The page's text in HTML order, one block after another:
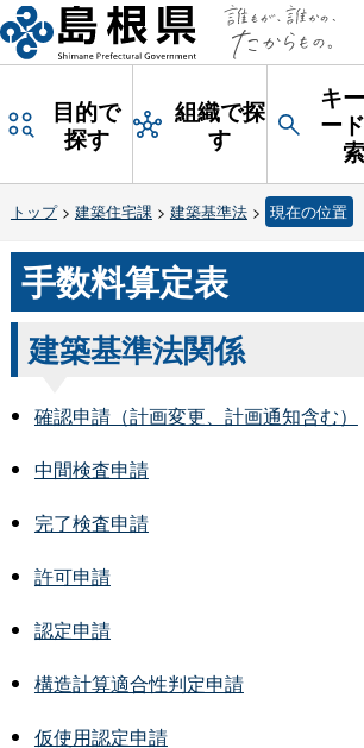
目的で
探す
組織で探
す
キ
ー
索
トップ> 建築住宅課> 建築基準法> 現在の位置
手数料算定表
建築基準法関係
確認申請（計画変更、計画通知含む）
中間検査申請
完了検査申請
許可申請
認定申請
構造計算適合性判定申請
仮使用認定申請